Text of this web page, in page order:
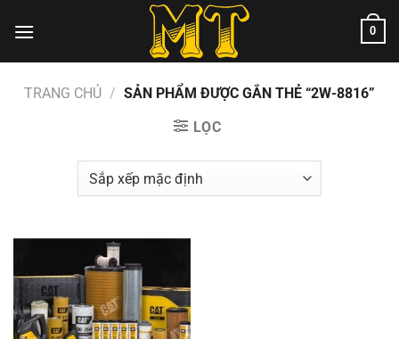
đến
0
TRANG CHỦ / SẢN PHẨM ĐƯỢC GẮN THẺ “2W-8816”
LỌC